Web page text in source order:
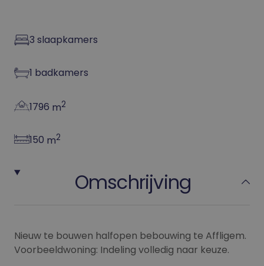
3 slaapkamers
1 badkamers
1796 m2
150 m2
Omschrijving
Nieuw te bouwen halfopen bebouwing te Affligem.
Voorbeeldwoning: Indeling volledig naar keuze.